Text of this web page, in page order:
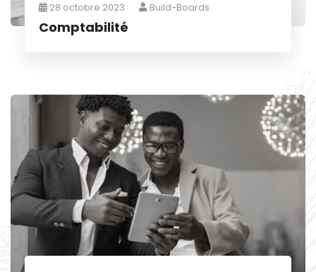
28 octobre 2023 Build-Boards
Comptabilité